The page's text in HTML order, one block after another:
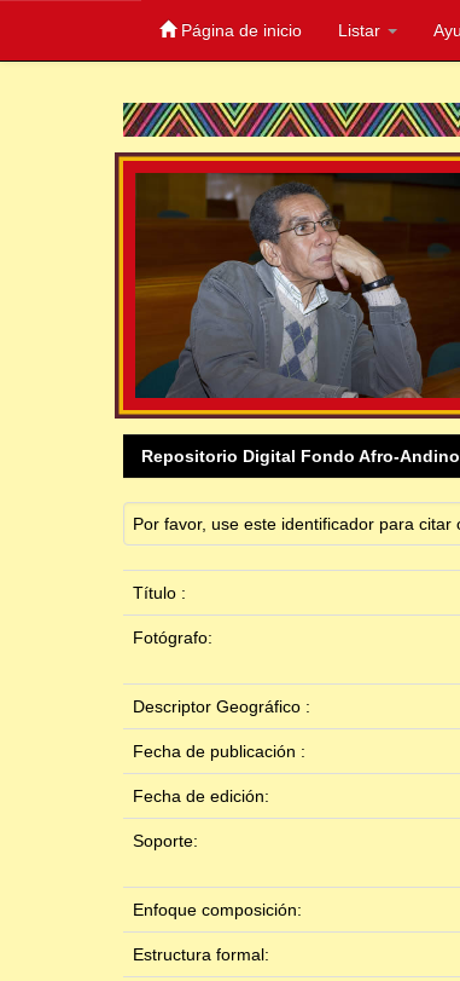
Página de inicio Listar
Repositorio Digital Fondo Afro-Andino
Por favor, use este identificador para citar
Título :
Fotógrafo:
Descriptor Geográfico :
Fecha de publicación :
Fecha de edición:
Soporte:
Enfoque composición:
Estructura formal: